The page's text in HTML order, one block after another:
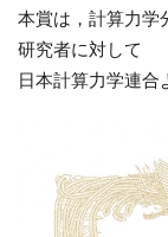
本賞は，計算力学
研究者に対して
日本計算力学連合